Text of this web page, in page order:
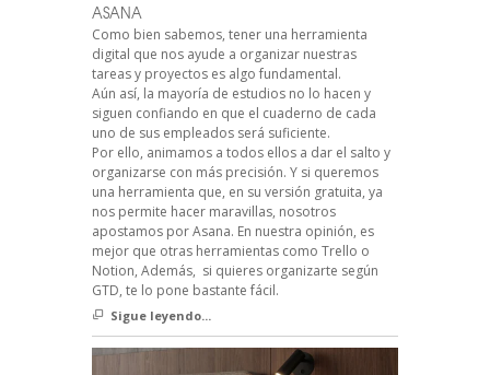
ASANA
Como bien sabemos, tener una herramienta
digital que nos ayude a organizar nuestras
tareas y proyectos es algo fundamental.
Aún así, la mayoría de estudios no lo hacen y
siguen confiando en que el cuaderno de cada
uno de sus empleados será suficiente.
Por ello, animamos a todos ellos a dar el salto y
organizarse con más precisión. Y si queremos
una herramienta que, en su versión gratuita, ya
nos permite hacer maravillas, nosotros
apostamos por Asana. En nuestra opinión, es
mejor que otras herramientas como Trello o
Notion, Además, si quieres organizarte según
GTD, te lo pone bastante fácil.
Sigue leyendo...